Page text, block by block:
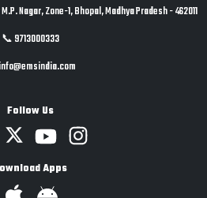
Nagar, Zone-1, Bhopal, Madhya Pradesh - 462011
📞 9713000333
Follow Us
Apps